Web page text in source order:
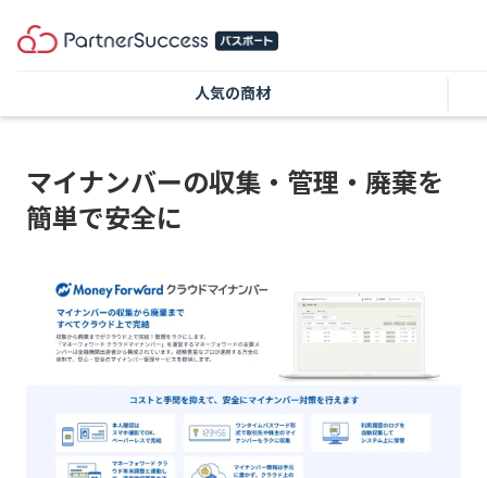
マイナンバーの収集・管理・廃棄を
簡単で安全に
人気の商材